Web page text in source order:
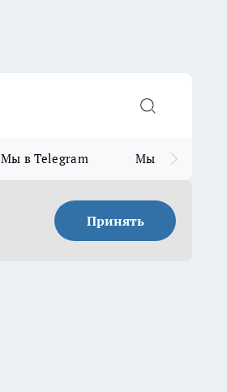
Мы в Telegram Мы в MAX
Принять